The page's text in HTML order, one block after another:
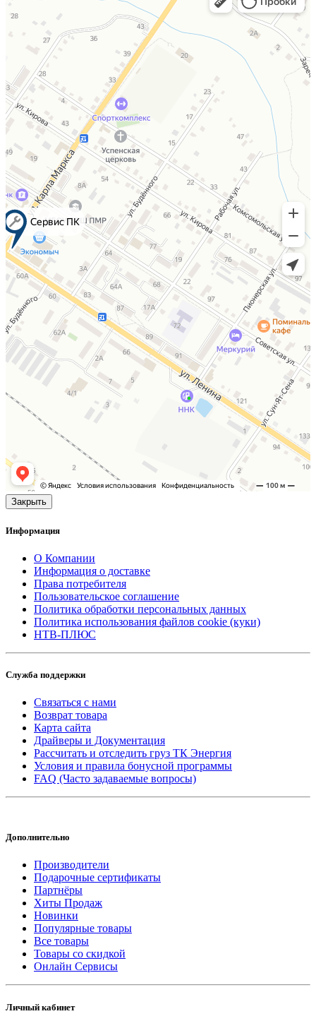
Закрыть
Информация
О Компании
Информация о доставке
Права потребителя
Пользовательское соглашение
Политика обработки персональных данных
Политика использования файлов cookie (куки)
НТВ-ПЛЮС
Служба поддержки
Связаться с нами
Возврат товара
Карта сайта
Драйверы и Документация
Рассчитать и отследить груз ТК Энергия
Условия и правила бонусной программы
FAQ (Часто задаваемые вопросы)
Дополнительно
Производители
Подарочные сертификаты
Партнёры
Хиты Продаж
Новинки
Популярные товары
Все товары
Товары со скидкой
Онлайн Сервисы
Личный кабинет